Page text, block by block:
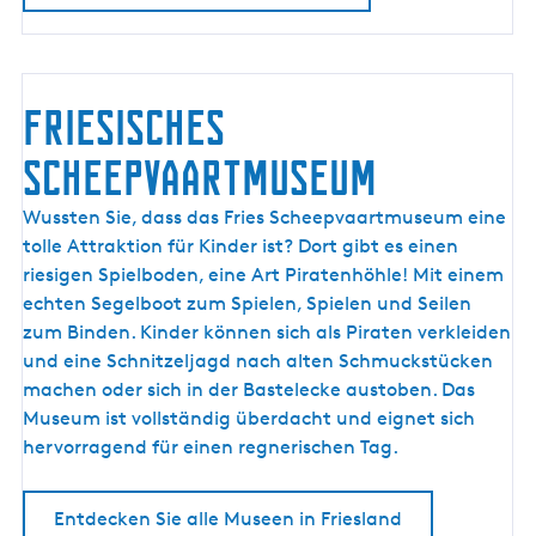
U
T
T
E
L
G
E
E
S
T
Friesisches
Scheepvaartmuseum
F
r
i
e
s
i
s
c
h
Wussten Sie, dass das Fries Scheepvaartmuseum eine
tolle Attraktion für Kinder ist? Dort gibt es einen
riesigen Spielboden, eine Art Piratenhöhle! Mit einem
echten Segelboot zum Spielen, Spielen und Seilen
zum Binden. Kinder können sich als Piraten verkleiden
und eine Schnitzeljagd nach alten Schmuckstücken
machen oder sich in der Bastelecke austoben. Das
Museum ist vollständig überdacht und eignet sich
hervorragend für einen regnerischen Tag.
Entdecken Sie alle Museen in Friesland